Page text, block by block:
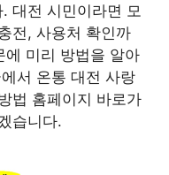
대전 시민이라면 모
전, 사용처 확인까
에 미리 방법을 알아
서 온통 대전 사랑
법 홈페이지 바로가
습니다.